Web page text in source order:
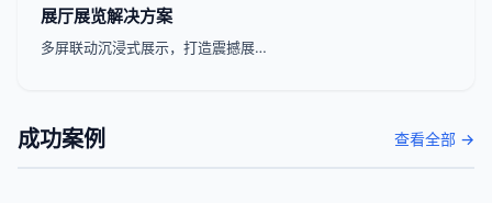
展厅展览解决方案
多屏联动沉浸式展示，打造震撼展…
成功案例 查看全部 →